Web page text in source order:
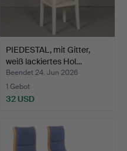
PIEDESTAL, mit Gitter,
weiß lackiertes Hol…
Beendet 24. Jun 2026
1 Gebot
32 USD